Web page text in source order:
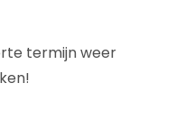
termijn weer